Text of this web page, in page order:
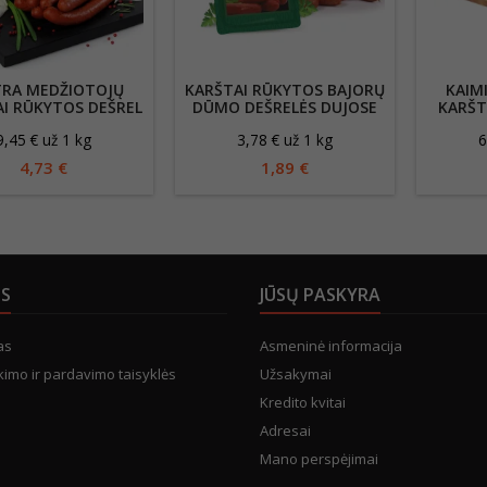
MEDŽIOTOJŲ
RŪKYTOS DEŠREL
€ už 1 kg
4,73 €
KARŠTAI RŪKYTOS BAJORŲ
DŪMO DEŠRELĖS DUJOSE
3,78 € už 1 kg
1,89 €
ir pardavimo taisyklės
JŪSŲ PASKYRA
Asmeninė informacija
Užsakymai
Kredito kvitai
Adresai
Mano perspėjimai